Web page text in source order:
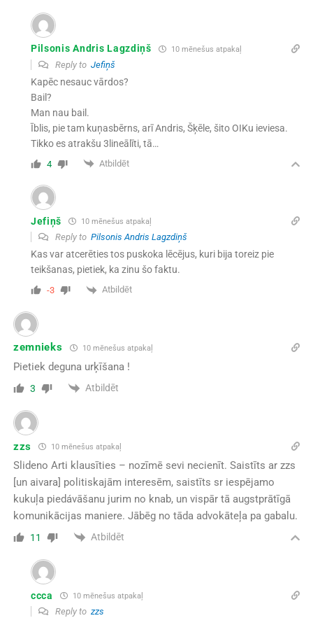
Pilsonis Andris Lagzdiņš 10 mēnešus atpakaļ
Reply to Jefiņš
Kapēc nesauc vārdos?
Bail?
Man nau bail.
Īblis, pie tam kuņasbērns, arī Andris, Šķēle, šito OIKu ieviesa.
Tikko es atrakšu 3lineālīti, tā…
4 Atbildēt
Jefiņš 10 mēnešus atpakaļ
Reply to Pilsonis Andris Lagzdiņš
Kas var atcerēties tos puskoka lēcējus, kuri bija toreiz pie
teikšanas, pietiek, ka zinu šo faktu.
-3 Atbildēt
zemnieks 10 mēnešus atpakaļ
Pietiek deguna urķīšana !
3 Atbildēt
zzs 10 mēnešus atpakaļ
Slideno Arti klausīties – nozīmē sevi necienīt. Saistīts ar zzs
[un aivara] politiskajām interesēm, saistīts sr iespējamo
kukuļa piedávāšanu jurim no knab, un vispār tā augstprātīgā
komunikācijas maniere. Jābēg no tāda advokāteļa pa gabalu.
11 Atbildēt
ccca 10 mēnešus atpakaļ
Reply to zzs